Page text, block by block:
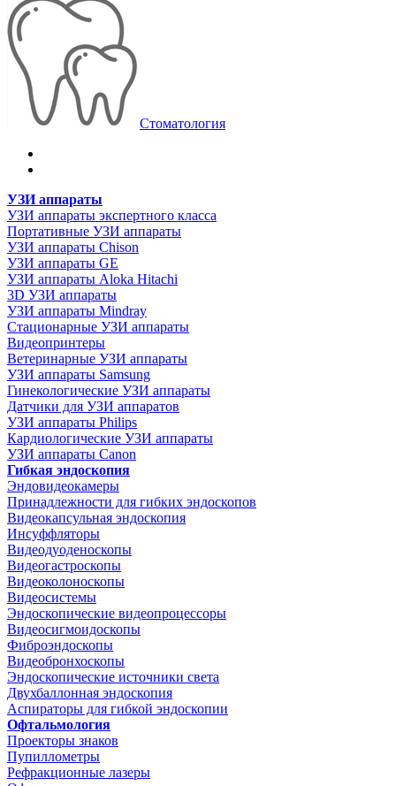
Стоматология
УЗИ аппараты
УЗИ аппараты экспертного класса
Портативные УЗИ аппараты
УЗИ аппараты Chison
УЗИ аппараты GE
УЗИ аппараты Aloka Hitachi
3D УЗИ аппараты
УЗИ аппараты Mindray
Стационарные УЗИ аппараты
Видеопринтеры
Ветеринарные УЗИ аппараты
УЗИ аппараты Samsung
Гинекологические УЗИ аппараты
Датчики для УЗИ аппаратов
УЗИ аппараты Philips
Кардиологические УЗИ аппараты
УЗИ аппараты Canon
Гибкая эндоскопия
Эндовидеокамеры
Принадлежности для гибких эндоскопов
Видеокапсульная эндоскопия
Инсуффляторы
Видеодуоденоскопы
Видеогастроскопы
Видеоколоноскопы
Видеосистемы
Эндоскопические видеопроцессоры
Видеосигмоидоскопы
Фиброэндоскопы
Видеобронхоскопы
Эндоскопические источники света
Двухбаллонная эндоскопия
Аспираторы для гибкой эндоскопии
Офтальмология
Проекторы знаков
Пупиллометры
Рефракционные лазеры